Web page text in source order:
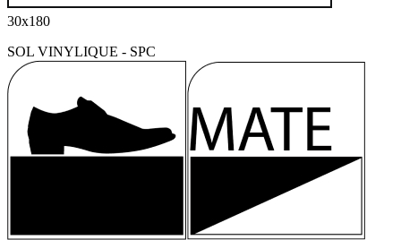
30x180
SOL VINYLIQUE - SPC